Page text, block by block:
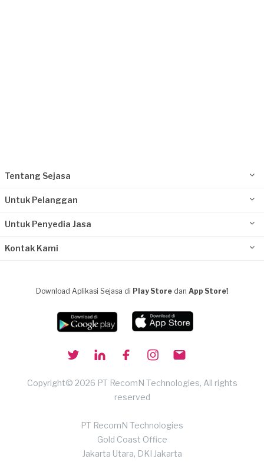
Tentang Sejasa
Untuk Pelanggan
Untuk Penyedia Jasa
Kontak Kami
Download Aplikasi Sejasa di Play Store dan App Store!
Copyright© 2026 PT RecomN Technologies, All rights
reserved
PT RecomN Technologies
Gold Coast Office
Jakarta Utara, DKI Jakarta